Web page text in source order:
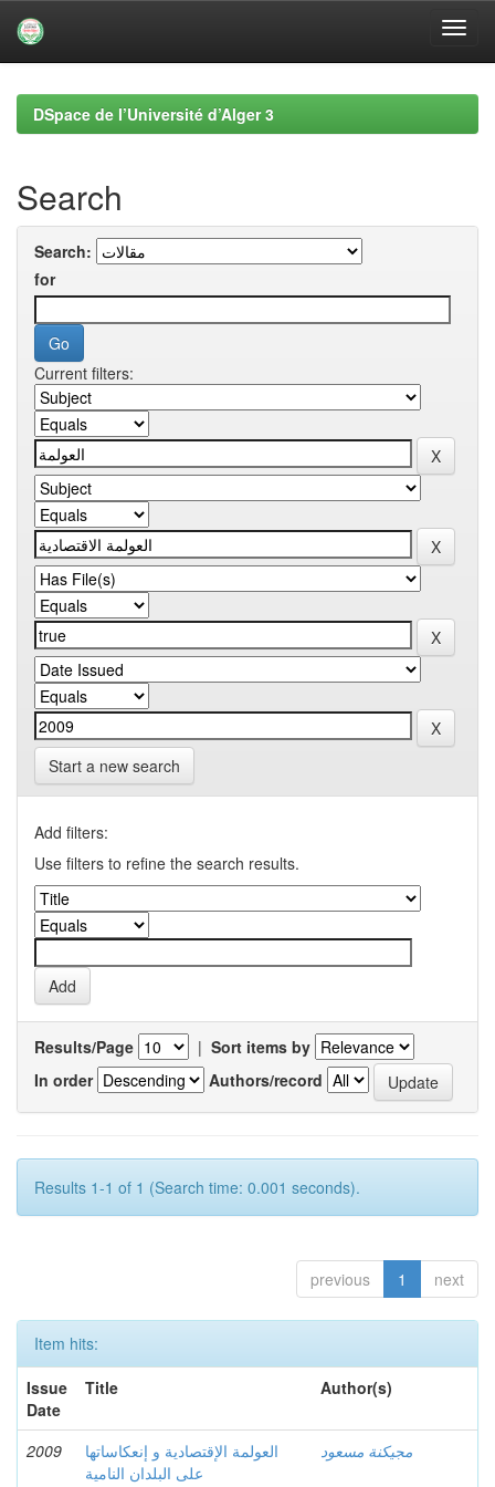
navigationDSpace de l’Université d’Alger 3
Search
Search:
for
Current filters:
Start a new search
Add filters:
Use filters to refine the search results.
Results/Page | Sort items by
In order
Authors/record
Results 1-1 of 1 (Search time: 0.001 seconds).
previous 1 next
Item hits:
Issue
Date
Title Author(s)
2009
العولمة الإقتصادية و إنعكاساتها
على البلدان النامية
مجيكنة مسعود